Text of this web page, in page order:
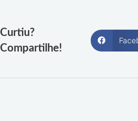
Curtiu?
Compartilhe!